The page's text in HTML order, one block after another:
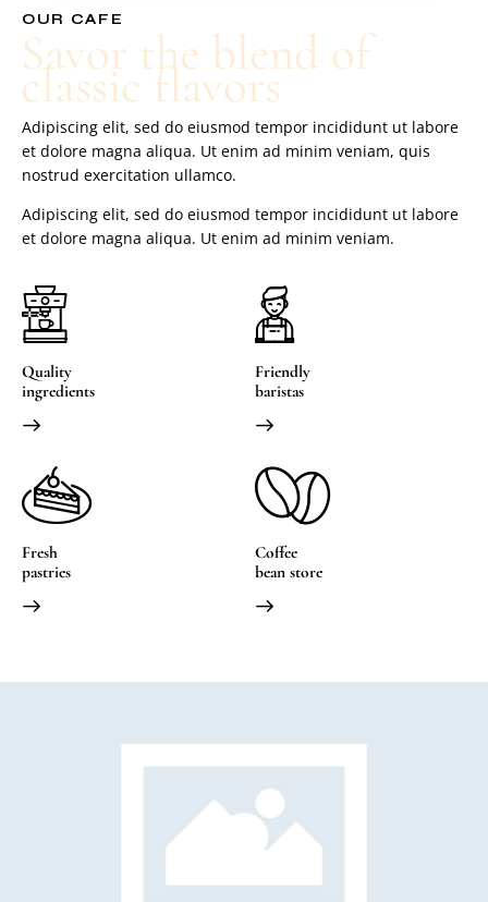
OUR CAFE
Savor the blend of
classic flavors
Adipiscing elit, sed do eiusmod tempor incididunt ut labore
et dolore magna aliqua. Ut enim ad minim veniam, quis
nostrud exercitation ullamco.
Adipiscing elit, sed do eiusmod tempor incididunt ut labore
et dolore magna aliqua. Ut enim ad minim veniam.
Quality
ingredients
Friendly
baristas
Fresh
pastries
Coffee
bean store